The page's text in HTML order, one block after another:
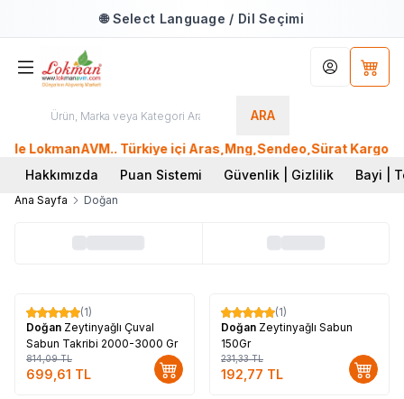
🌐 Select Language / Dil Seçimi
ARA
Hesabım
Türkiye içi Aras,Mng,Sendeo,Sürat Kargo
Hakkımızda
Puan Sistemi Güvenlik | Gizlilik Bayi |
Ana Sayfa Doğan
%14
(1)
Doğan Zeytinyağlı Çuval
Sabun Takribi 2000-3000 Gr
814,09TL
699,61 TL
%17
(1)
Doğan Zeytinyağlı Sabun
150Gr
231,33TL
192,77 TL